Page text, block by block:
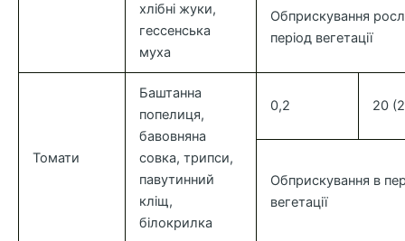
хлібні жуки,
гессенська
муха
Обприскування
період вегетації
Томати
Баштанна
попелиця,
бавовняна
совка, трипси,
павутинний
кліщ,
білокрилка
0,2 20
Обприскування в
вегетації